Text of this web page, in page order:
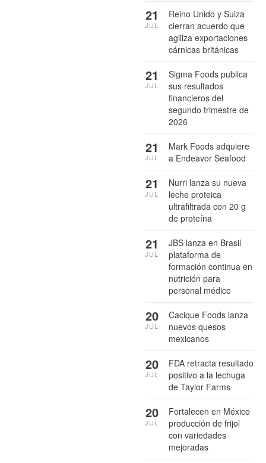
Reino Unido y Suiza
cierran acuerdo que
agiliza exportaciones
cárnicas británicas
21
JUL
Sigma Foods publica
sus resultados
financieros del
segundo trimestre de
2026
21
JUL
Mark Foods adquiere
a Endeavor Seafood
21
JUL
Nurri lanza su nueva
leche proteica
ultrafiltrada con 20 g
de proteína
21
JUL
JBS lanza en Brasil
plataforma de
formación continua en
nutrición para
personal médico
21
JUL
Cacique Foods lanza
nuevos quesos
mexicanos
20
JUL
FDA retracta resultado
positivo a la lechuga
de Taylor Farms
20
JUL
Fortalecen en México
producción de frijol
con variedades
mejoradas
20
JUL